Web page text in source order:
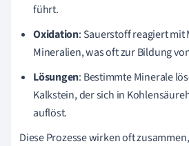
führt.
Oxidation: Sauerstoff reagiert mit
Mineralien, was oft zur Bildung
Lösungen: Bestimmte Minerale
Kalkstein, der sich in
auflöst.
Diese Prozesse wirken oft